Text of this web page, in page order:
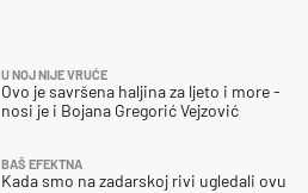
U NOJ NIJE VRUĆE
Ovo je savršena haljina za ljeto i more -
nosi je i Bojana Gregorić Vejzović
BAŠ EFEKTNA
Kada smo na zadarskoj rivi ugledali ovu